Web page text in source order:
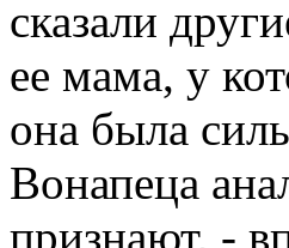
сказали
ее мама, у
она была
Вонапеца
признают, -